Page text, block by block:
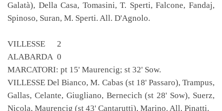
Galatà), Della Casa, Tomasini, T. Sperti, Falcone, Fandaj,
Spinoso, Suran, M. Sperti. All. D'Agnolo.
VILLESSE 2
ALABARDA 0
MARCATORI: pt 15' Maurencig; st 32' Sow.
VILLESSE Del Bianco, M. Cabas (st 18' Passaro), Trampus,
Gallas, Celante, Giugliano, Bernecich (st 28' Sow), Suerz,
Nicola, Maurencig (st 43' Cantarutti), Marino. All. Pinatti.